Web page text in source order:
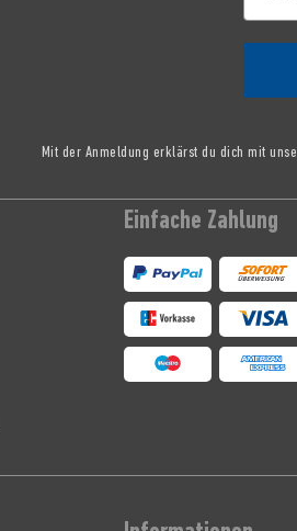
Mit der Anmeldung erklärst du dich mit
Einfache Zahlung